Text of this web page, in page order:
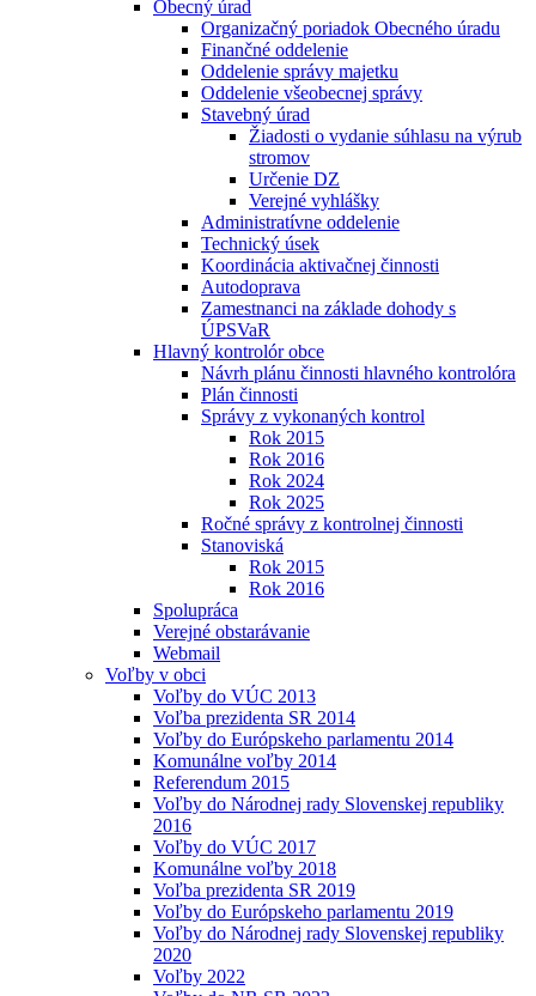
Obecný úrad
Organizačný poriadok Obecného úradu
Finančné oddelenie
Oddelenie správy majetku
Oddelenie všeobecnej správy
Stavebný úrad
Žiadosti o vydanie súhlasu na výrub
stromov
Určenie DZ
Verejné vyhlášky
Administratívne oddelenie
Technický úsek
Koordinácia aktivačnej činnosti
Autodoprava
Zamestnanci na základe dohody s
ÚPSVaR
Hlavný kontrolór obce
Návrh plánu činnosti hlavného kontrolóra
Plán činnosti
Správy z vykonaných kontrol
Rok 2015
Rok 2016
Rok 2024
Rok 2025
Ročné správy z kontrolnej činnosti
Stanoviská
Rok 2015
Rok 2016
Spolupráca
Verejné obstarávanie
Webmail
Voľby v obci
Voľby do VÚC 2013
Voľba prezidenta SR 2014
Voľby do Európskeho parlamentu 2014
Komunálne voľby 2014
Referendum 2015
Voľby do Národnej rady Slovenskej republiky
2016
Voľby do VÚC 2017
Komunálne voľby 2018
Voľba prezidenta SR 2019
Voľby do Európskeho parlamentu 2019
Voľby do Národnej rady Slovenskej republiky
2020
Voľby 2022